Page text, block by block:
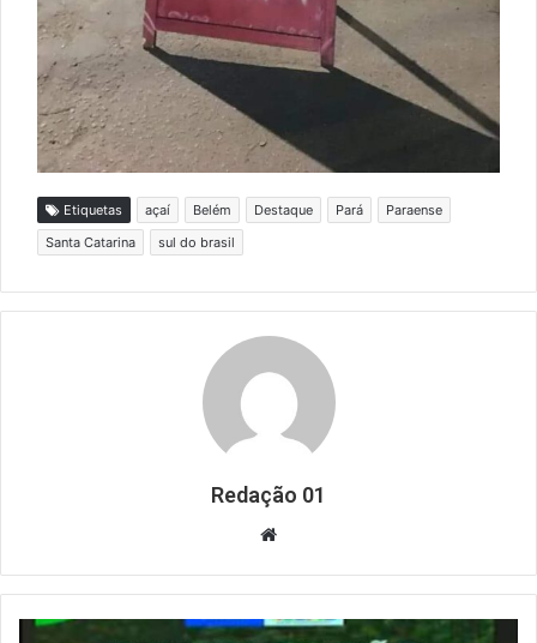
Etiquetas açaí Belém Destaque Pará
Paraense
Santa Catarina
sul do brasil
Redação 01
Website